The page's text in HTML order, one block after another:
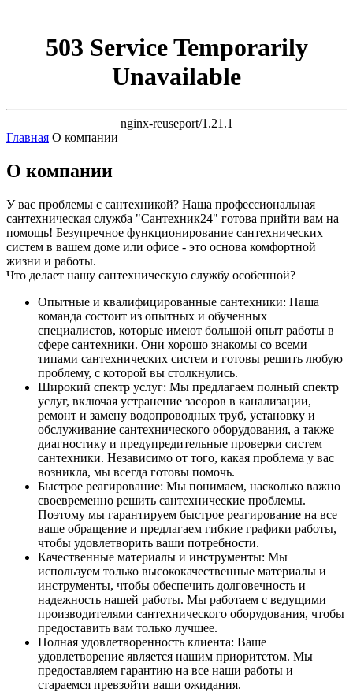
503 Service Temporarily
Unavailable
nginx-reuseport/1.21.1
Главная О компании
О компании
У вас проблемы с сантехникой? Наша профессиональная
сантехническая служба "Сантехник24" готова прийти вам на
помощь! Безупречное функционирование сантехнических
систем в вашем доме или офисе - это основа комфортной
жизни и работы.
Что делает нашу сантехническую службу особенной?
Опытные и квалифицированные сантехники: Наша
команда состоит из опытных и обученных
специалистов, которые имеют большой опыт работы в
сфере сантехники. Они хорошо знакомы со всеми
типами сантехнических систем и готовы решить любую
проблему, с которой вы столкнулись.
Широкий спектр услуг: Мы предлагаем полный спектр
услуг, включая устранение засоров в канализации,
ремонт и замену водопроводных труб, установку и
обслуживание сантехнического оборудования, а также
диагностику и предупредительные проверки систем
сантехники. Независимо от того, какая проблема у вас
возникла, мы всегда готовы помочь.
Быстрое реагирование: Мы понимаем, насколько важно
своевременно решить сантехнические проблемы.
Поэтому мы гарантируем быстрое реагирование на все
ваше обращение и предлагаем гибкие графики работы,
чтобы удовлетворить ваши потребности.
Качественные материалы и инструменты: Мы
используем только высококачественные материалы и
инструменты, чтобы обеспечить долговечность и
надежность нашей работы. Мы работаем с ведущими
производителями сантехнического оборудования, чтобы
предоставить вам только лучшее.
Полная удовлетворенность клиента: Ваше
удовлетворение является нашим приоритетом. Мы
предоставляем гарантию на все наши работы и
стараемся превзойти ваши ожидания.